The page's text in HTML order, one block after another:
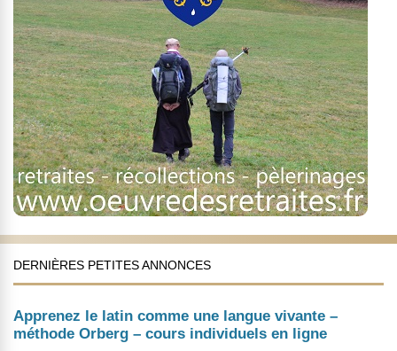
DERNIÈRES PETITES ANNONCES
Apprenez le latin comme une langue vivante –
méthode Orberg – cours individuels en ligne